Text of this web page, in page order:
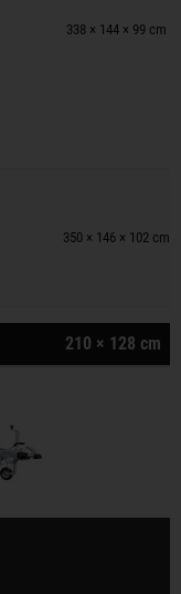
338 × 144 × 99 cm
350 × 146 × 102 cm
210 × 128 cm